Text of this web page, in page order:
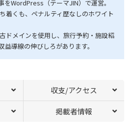
をWordPress（テーマJIN）で運営。
着くも、ペナルティ歴なしのホワイト
ドメインを使用し、旅行予約・施設紹
益導線の伸びしろがあります。
収支/アクセス
掲載者情報